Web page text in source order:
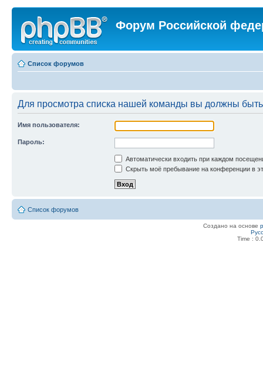
Форум Российской
Список форумов
Для просмотра списка нашей команды вы должны
Имя пользователя:
Пароль:
Автоматически входить при каждом
Скрыть моё пребывание на конференции в
Список форумов
Создано на основе
Time :